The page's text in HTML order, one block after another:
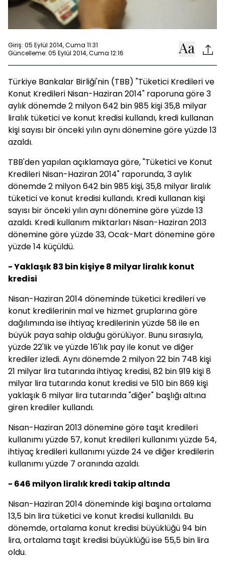
Giriş: 05 Eylül 2014, Cuma 11:31
Güncelleme: 05 Eylül 2014, Cuma 12:16
Türkiye Bankalar Birliği'nin (TBB) "Tüketici Kredileri ve
Konut Kredileri Nisan-Haziran 2014" raporuna göre 3
aylık dönemde 2 milyon 642 bin 985 kişi 35,8 milyar
liralık tüketici ve konut kredisi kullandı, kredi kullanan
kişi sayısı bir önceki yılın aynı dönemine göre yüzde 13
azaldı.
TBB'den yapılan açıklamaya göre, "Tüketici ve Konut
Kredileri Nisan-Haziran 2014" raporunda, 3 aylık
dönemde 2 milyon 642 bin 985 kişi, 35,8 milyar liralık
tüketici ve konut kredisi kullandı. Kredi kullanan kişi
sayısı bir önceki yılın aynı dönemine göre yüzde 13
azaldı. Kredi kullanım miktarları Nisan-Haziran 2013
dönemine göre yüzde 33, Ocak-Mart dönemine göre
yüzde 14 küçüldü.
- Yaklaşık 83 bin kişiye 8 milyar liralık konut
kredisi
Nisan-Haziran 2014 döneminde tüketici kredileri ve
konut kredilerinin mal ve hizmet gruplarına göre
dağılımında ise ihtiyaç kredilerinin yüzde 58 ile en
büyük paya sahip olduğu görülüyor. Bunu sırasıyla,
yüzde 22'lik ve yüzde 16'lık pay ile konut ve diğer
krediler izledi. Aynı dönemde 2 milyon 22 bin 748 kişi
21 milyar lira tutarında ihtiyaç kredisi, 82 bin 919 kişi 8
milyar lira tutarında konut kredisi ve 510 bin 869 kişi
yaklaşık 6 milyar lira tutarında "diğer" başlığı altına
giren krediler kullandı.
Nisan-Haziran 2013 dönemine göre taşıt kredileri
kullanımı yüzde 57, konut kredileri kullanımı yüzde 54,
ihtiyaç kredileri kullanımı yüzde 24 ve diğer kredilerin
kullanımı yüzde 7 oranında azaldı.
- 646 milyon liralık kredi takip altında
Nisan-Haziran 2014 döneminde kişi başına ortalama
13,5 bin lira tüketici ve konut kredisi kullanıldı. Bu
dönemde, ortalama konut kredisi büyüklüğü 94 bin
lira, ortalama taşıt kredisi büyüklüğü ise 55,5 bin lira
oldu.